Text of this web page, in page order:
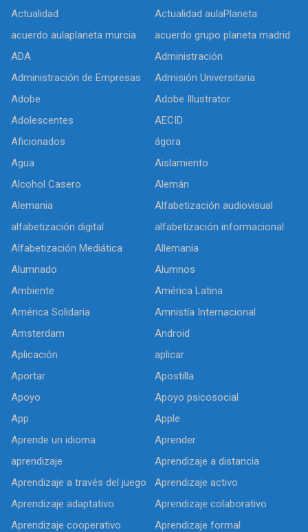
Actualidad
Actualidad aulaPlaneta
acuerdo aulaplaneta murcia
acuerdo grupo planeta madrid
ADA
Administración
Administración de Empresas
Admisión Universitaria
Adobe
Adobe Illustrator
Adolescentes
AECID
Aficionados
ágora
Agua
Aislamiento
Alcohol Casero
Alemán
Alemania
Alfabetización audiovisual
alfabetización digital
alfabetización informacional
Alfabetización Mediática
Allemania
Alumnado
Alumnos
Ambiente
América Latina
América Solidaria
Amnistía Internacional
Amsterdam
Android
Aplicación
aplicar
Aportar
Apostilla
Apoyo
Apoyo psicosocial
App
Apple
Aprende un idioma
Aprender
aprendizaje
Aprendizaje a distancia
Aprendizaje a través del juego
Aprendizaje activo
Aprendizaje adaptativo
Aprendizaje colaborativo
Aprendizaje cooperativo
Aprendizaje formal